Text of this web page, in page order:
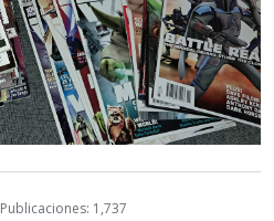
Publicaciones: 1,737